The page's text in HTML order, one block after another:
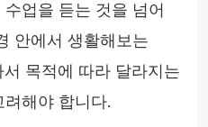
업을 듣는 것을 넘어
안에서 생활해보는
목적에 따라 달라지는
해야 합니다.